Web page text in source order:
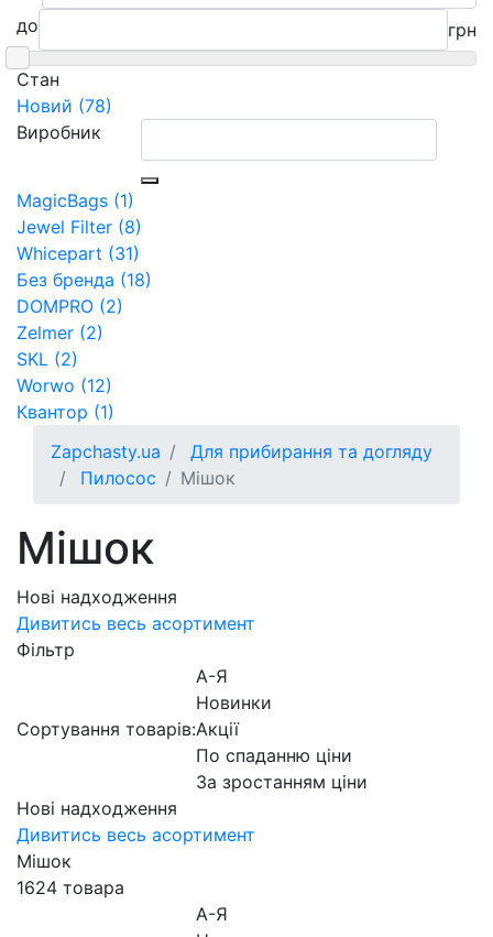
до
грн
Cтан
Новий (78)
Виробник
MagicBags (1)
Jewel Filter (8)
Whicepart (31)
Без бренда (18)
DOMPRO (2)
Zelmer (2)
SKL (2)
Worwo (12)
Квантор (1)
Zapchasty.ua
Для прибирання та догляду
Пилосос
Мішок
Мішок
Нові надходження
Дивитись весь асортимент
Фільтр
Сортування товарів:
А-Я
Новинки
Акції
По спаданню ціни
За зростанням ціни
Нові надходження
Дивитись весь асортимент
Мішок
1624 товара
А-Я